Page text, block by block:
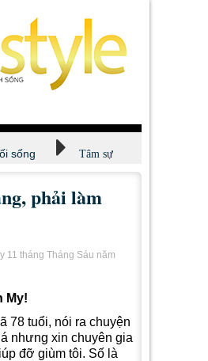
sống Tâm sự
phải làm
11 tháng Tháng Sáu năm
My!
78 tuổi, nói ra chuyện
nhưng xin chuyên gia
đỡ giùm tôi. Số là